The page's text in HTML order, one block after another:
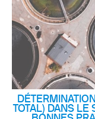
TOTAL) DANS